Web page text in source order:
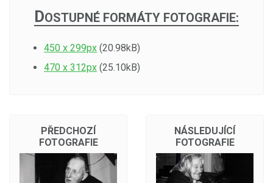
DOSTUPNÉ FORMÁTY FOTOGRAFIE:
450 x 299px (20.98kB)
470 x 312px (25.10kB)
PŘEDCHOZÍ
FOTOGRAFIE
NÁSLEDUJÍCÍ
FOTOGRAFIE